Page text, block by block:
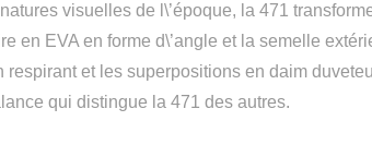
visuelles de l\’époque, la 471
en EVA en forme d\’angle et la semelle
respirant et les superpositions en daim
qui distingue la 471 des autres.